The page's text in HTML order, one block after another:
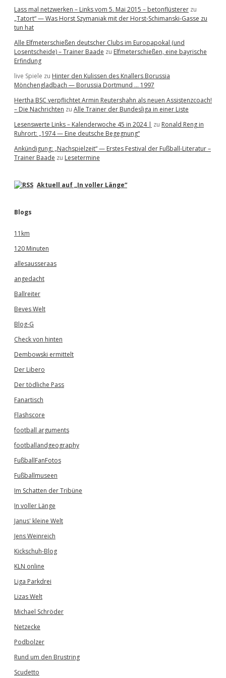
Lass mal netzwerken – Links vom 5. Mai 2015 – betonflüsterer zu
„Tatort“ — Was Horst Szymaniak mit der Horst-Schimanski-Gasse zu
tun hat
Alle Elfmeterschießen deutscher Clubs im Europapokal (und
Losentscheide) – Trainer Baade zu Elfmeterschießen, eine bayrische
Erfindung
live Spiele zu Hinter den Kulissen des Knallers Borussia
Mönchengladbach — Borussia Dortmund … 1997
Hertha BSC verpflichtet Armin Reutershahn als neuen Assistenzcoach!
– Die Nachrichten zu Alle Trainer der Bundesliga in einer Liste
Lesenswerte Links – Kalenderwoche 45 in 2024 | zu Ronald Reng in
Ruhrort: „1974 — Eine deutsche Begegnung“
Ankündigung: „Nachspielzeit“ — Erstes Festival der Fußball-Literatur –
Trainer Baade zu Lesetermine
Aktuell auf „In voller Länge“
Blogs
11km
120 Minuten
allesausseraas
angedacht
Ballreiter
Beves Welt
Blog-G
Check von hinten
Dembowski ermittelt
Der Libero
Der tödliche Pass
Fanartisch
Flashscore
football arguments
footballandgeography
FußballFanFotos
Fußballmuseen
Im Schatten der Tribüne
In voller Länge
Janus' kleine Welt
Jens Weinreich
Kickschuh-Blog
KLN online
Liga Parkdrei
Lizas Welt
Michael Schröder
Netzecke
Podbolzer
Rund um den Brustring
Scudetto